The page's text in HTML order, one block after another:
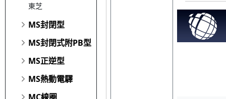
東芝
MS封閉型
MS封閉式附PB型
MS正逆型
MS熱動電驛